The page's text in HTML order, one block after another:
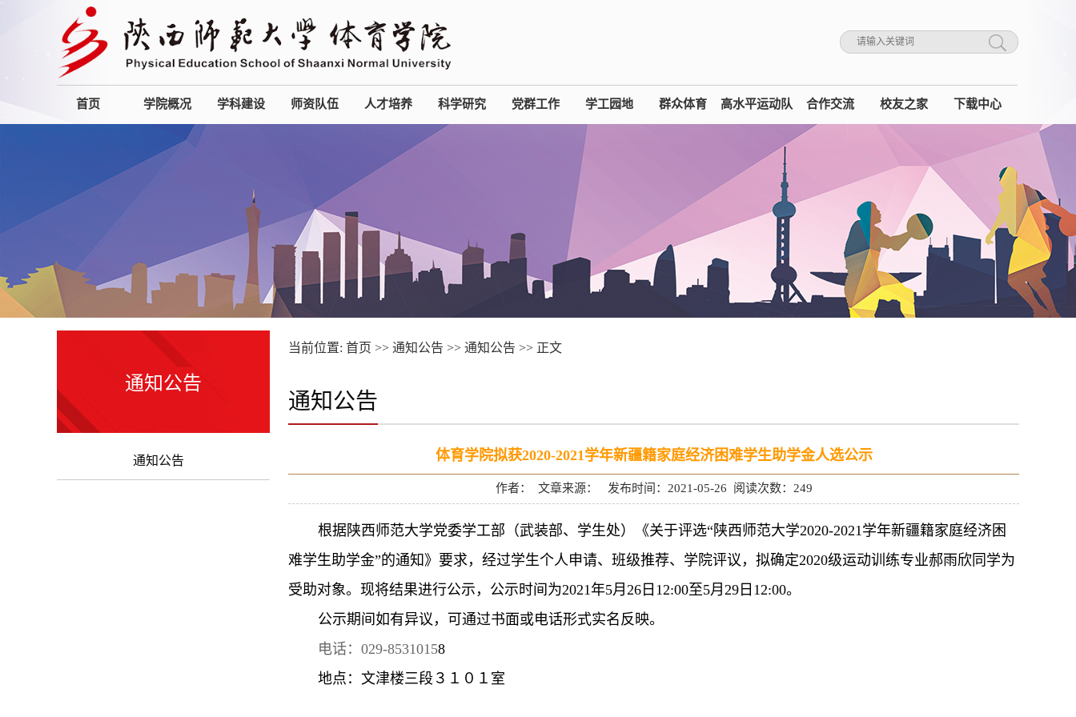
首页 学院概况 学科建设 师资队伍 人才培养 科学研究 党群工作 学工园地 群众体育 高水平运动队 合作交流 校友之家 下载中心
通知公告
通知公告
当前位置: 首页 >> 通知公告 >> 通知公告 >> 正文
通知公告
体育学院拟获2020-2021学年新疆籍家庭经济困难学生助学金人选公示
作者： 文章来源： 发布时间：2021-05-26 阅读次数： 249
根据陕西师范大学党委学工部（武装部、学生处）《关于评选“陕西师范大学2020-2021学年新疆籍家庭经济困
难学生助学金”的通知》要求，经过学生个人申请、班级推荐、学院评议，拟确定2020级运动训练专业郝雨欣同学为
受助对象。现将结果进行公示，公示时间为2021年5月26日12:00至5月29日12:00。
公示期间如有异议，可通过书面或电话形式实名反映。
电话：029-85310158
地点：文津楼三段３１０１室